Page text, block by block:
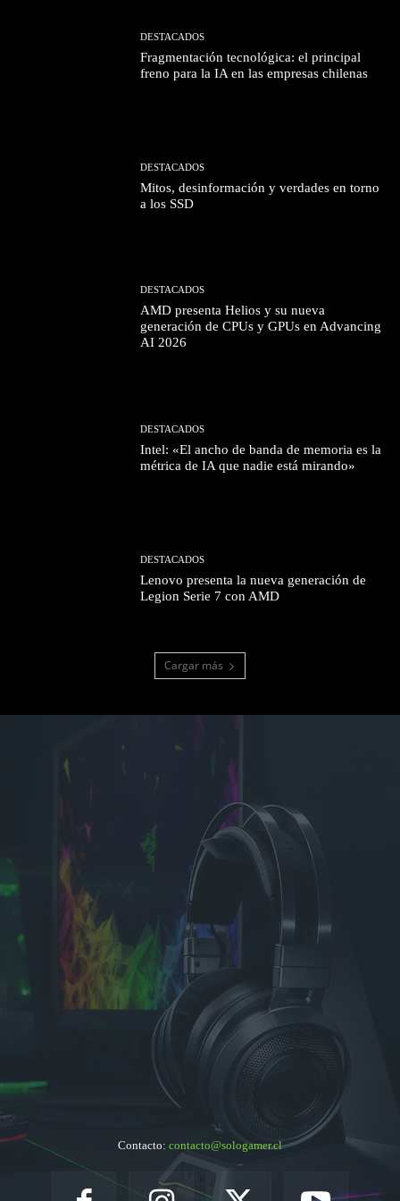
DESTACADOS
Fragmentación tecnológica: el principal
freno para la IA en las empresas chilenas
DESTACADOS
Mitos, desinformación y verdades en torno
a los SSD
DESTACADOS
AMD presenta Helios y su nueva
generación de CPUs y GPUs en Advancing
AI 2026
DESTACADOS
Intel: «El ancho de banda de memoria es la
métrica de IA que nadie está mirando»
DESTACADOS
Lenovo presenta la nueva generación de
Legion Serie 7 con AMD
Cargar más
Contacto: contacto@sologamer.cl